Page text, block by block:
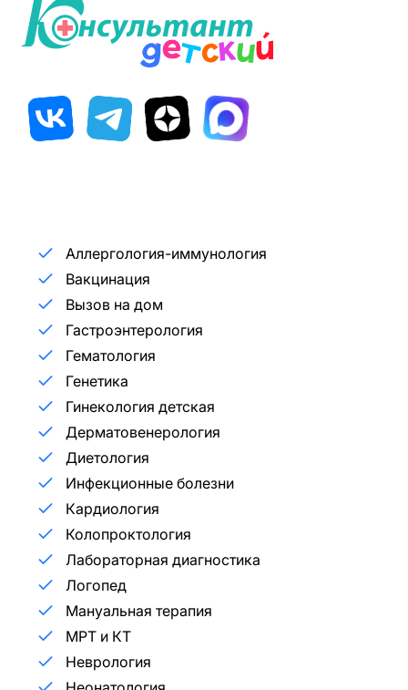
Аллергология-иммунология
Вакцинация
Вызов на дом
Гастроэнтерология
Гематология
Генетика
Гинекология детская
Дерматовенерология
Диетология
Инфекционные болезни
Кардиология
Колопроктология
Лабораторная диагностика
Логопед
Мануальная терапия
МРТ и КТ
Неврология